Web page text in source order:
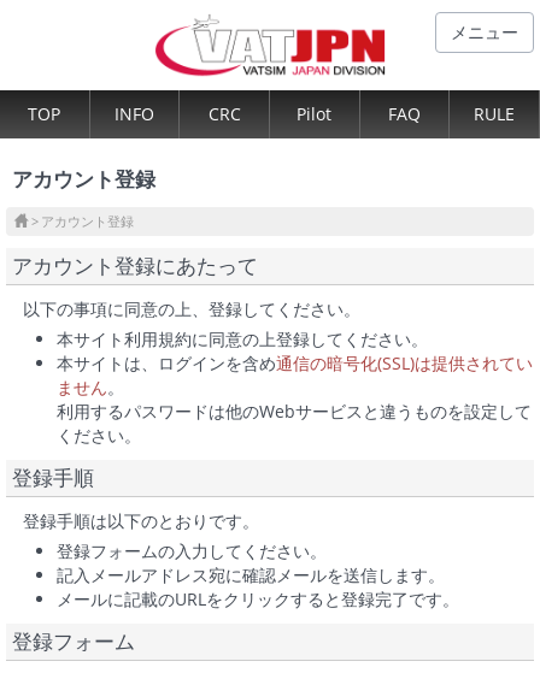
メニュー
TOP INFO CRC Pilot FAQ RULE
アカウント登録
アカウント登録
アカウント登録にあたって
以下の事項に同意の上、登録してください。
本サイト利用規約に同意の上登録してください。
本サイトは、ログインを含め通信の暗号化(SSL)は提供されてい
ません。
利用するパスワードは他のWebサービスと違うものを設定して
ください。
登録手順
登録手順は以下のとおりです。
登録フォームの入力してください。
記入メールアドレス宛に確認メールを送信します。
メールに記載のURLをクリックすると登録完了です。
登録フォーム